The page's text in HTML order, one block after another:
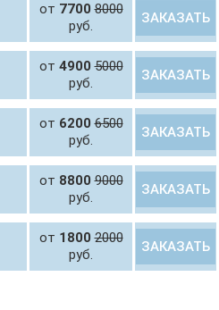
от 77008000
руб.
ЗАКАЗАТЬ
от 49005000
руб.
ЗАКАЗАТЬ
от 62006500
руб.
ЗАКАЗАТЬ
от 88009000
руб.
ЗАКАЗАТЬ
от 18002000
руб.
ЗАКАЗАТЬ